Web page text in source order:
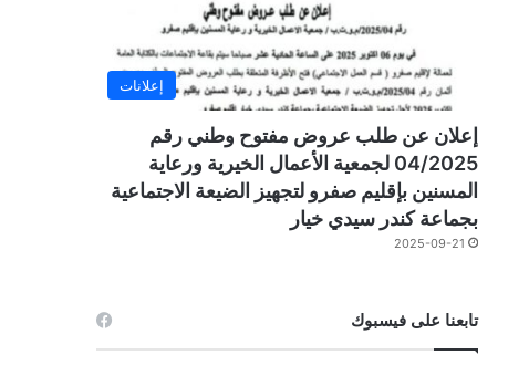
إعلانات
إعلان عن طلب عروض مفتوح وطني رقم
04/2025 لجمعية الأعمال الخيرية ورعاية
المسنين بإقليم صفرو لتجهيز الضيعة الاجتماعية
بجماعة كندر سيدي خيار
2025-09-21
تابعنا على فيسبوك